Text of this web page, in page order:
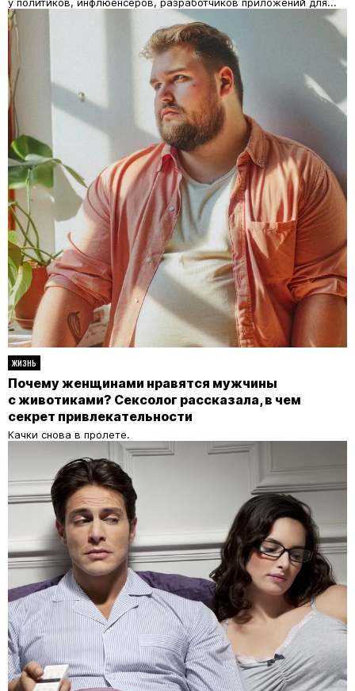
ЖИЗНЬ
Почему женщинами нравятся мужчины
с животиками? Сексолог рассказала, в чем
секрет привлекательности
Качки снова в пролете.